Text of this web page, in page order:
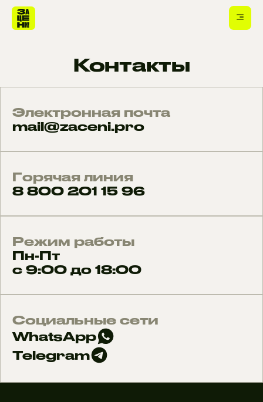
Контакты
Электронная почта
mail@zaceni.pro
Горячая линия
8 800 201 15 96
Режим работы
Пн-Пт
с 9:00 до 18:00
Социальные сети
WhatsApp
Telegram